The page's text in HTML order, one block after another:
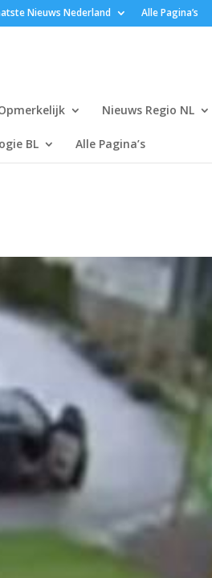
Nieuws Nederland Alle Pagina’s
Nieuws Regio NL
BL Alle Pagina’s